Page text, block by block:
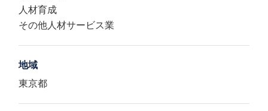
人材育成
その他人材サービス業
地域
東京都